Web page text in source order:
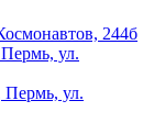
244б
ул.
Пермь, ул.